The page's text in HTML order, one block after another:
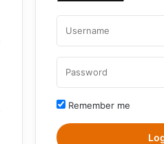
Remember me